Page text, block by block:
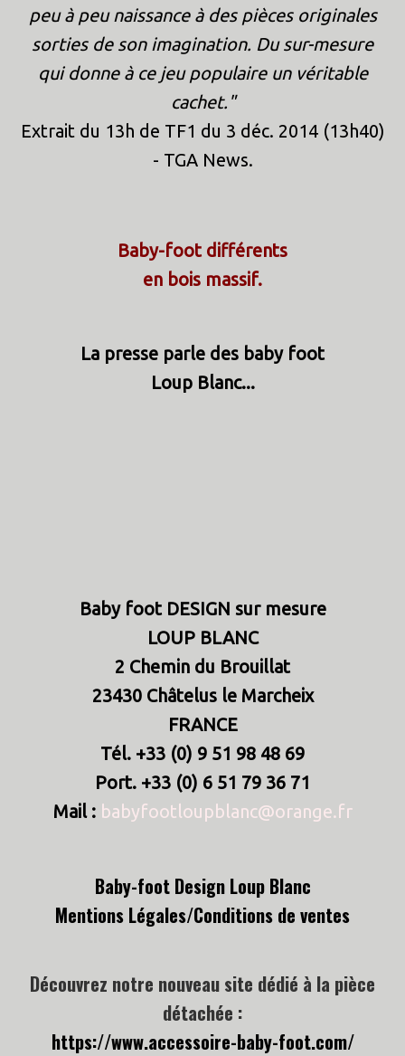
peu à peu naissance à des pièces originales
sorties de son imagination. Du sur-mesure
qui donne à ce jeu populaire un véritable
cachet."
Extrait du 13h de TF1 du 3 déc. 2014 (13h40)
- TGA News.
Baby-foot différents
en bois massif.
La presse parle des baby foot
Loup Blanc...
Baby foot DESIGN sur mesure
LOUP BLANC
2 Chemin du Brouillat
23430 Châtelus le Marcheix
FRANCE
Tél. +33 (0) 9 51 98 48 69
Port. +33 (0) 6 51 79 36 71
Mail : babyfootloupblanc@orange.fr
Baby-foot Design Loup Blanc
Mentions Légales/Conditions de ventes
Découvrez notre nouveau site dédié à la pièce
détachée :
https://www.accessoire-baby-foot.com/